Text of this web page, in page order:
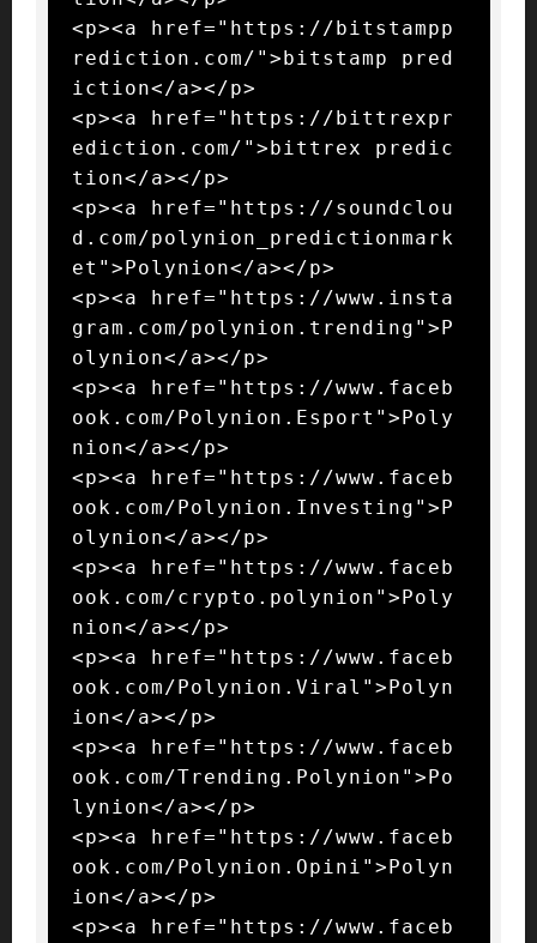
<p><a href="https://bitstampp
rediction.com/">bitstamp pred
iction</a></p>
<p><a href="https://bittrexpr
ediction.com/">bittrex predic
tion</a></p>
<p><a href="https://soundclou
d.com/polynion_predictionmark
et">Polynion</a></p>
<p><a href="https://www.insta
gram.com/polynion.trending">P
olynion</a></p>
<p><a href="https://www.faceb
ook.com/Polynion.Esport">Poly
nion</a></p>
<p><a href="https://www.faceb
ook.com/Polynion.Investing">P
olynion</a></p>
<p><a href="https://www.faceb
ook.com/crypto.polynion">Poly
nion</a></p>
<p><a href="https://www.faceb
ook.com/Polynion.Viral">Polyn
ion</a></p>
<p><a href="https://www.faceb
ook.com/Trending.Polynion">Po
lynion</a></p>
<p><a href="https://www.faceb
ook.com/Polynion.Opini">Polyn
ion</a></p>
<p><a href="https://www.faceb